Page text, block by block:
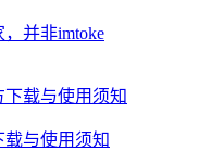
并非imtoke
载与使用须知